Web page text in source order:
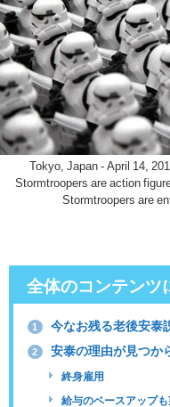
Tokyo, Japan - April 14,
Stormtroopers are action
Stormtroopers are
全体のコンテンツ
1 今なお残る老後安泰
2 安泰の理由が見つか
終身雇用
給与のベースアップ